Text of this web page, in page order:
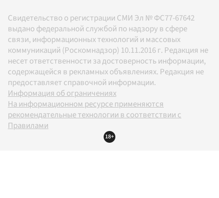
Свидетельство о регистрации СМИ Эл № ФС77-67642
выдано федеральной службой по надзору в сфере
связи, информационных технологий и массовых
коммуникаций (Роскомнадзор) 10.11.2016 г. Редакция не
несет ответственности за достоверность информации,
содержащейся в рекламных объявлениях. Редакция не
предоставляет справочной информации.
Информация об ограничениях
На информационном ресурсе применяются
рекомендательные технологии в соответствии с
Правилами
18+